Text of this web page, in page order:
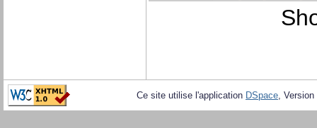
Ce site utilise l'application DSpace,